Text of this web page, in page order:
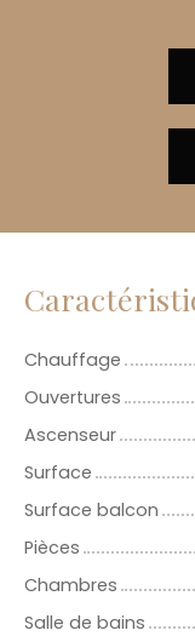
Chauffage
Ouvertures
Ascenseur
Surface
Surface balcon
Pièces
Chambres
Salle de bains